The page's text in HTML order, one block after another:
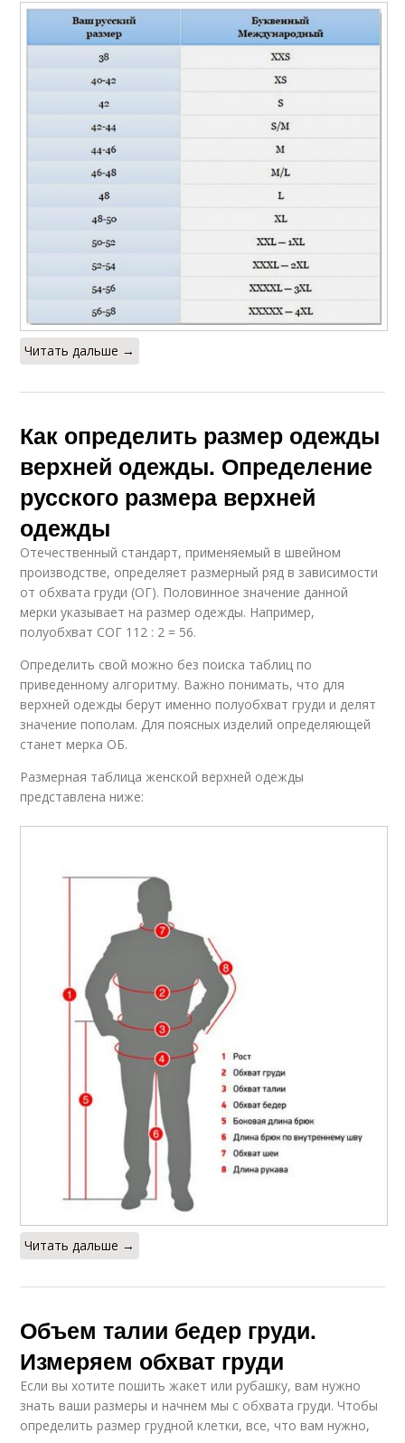
Читать дальше →
Как определить размер одежды
верхней одежды. Определение
русского размера верхней
одежды
Отечественный стандарт, применяемый в швейном
производстве, определяет размерный ряд в зависимости
от обхвата груди (ОГ). Половинное значение данной
мерки указывает на размер одежды. Например,
полуобхват СОГ 112 : 2 = 56.
Определить свой можно без поиска таблиц по
приведенному алгоритму. Важно понимать, что для
верхней одежды берут именно полуобхват груди и делят
значение пополам. Для поясных изделий определяющей
станет мерка ОБ.
Размерная таблица женской верхней одежды
представлена ниже:
Читать дальше →
Объем талии бедер груди.
Измеряем обхват груди
Если вы хотите пошить жакет или рубашку, вам нужно
знать ваши размеры и начнем мы с обхвата груди. Чтобы
определить размер грудной клетки, все, что вам нужно,